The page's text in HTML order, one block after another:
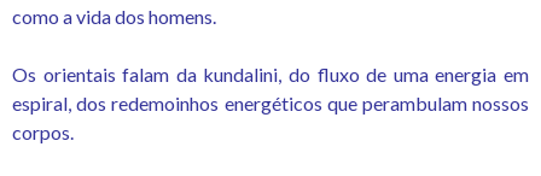
como a vida dos homens.
Os orientais falam da kundalini, do fluxo de uma energia em
espiral, dos redemoinhos energéticos que perambulam nossos
corpos.